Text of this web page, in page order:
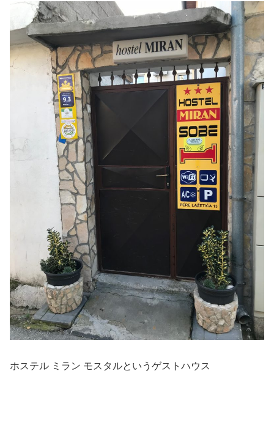
ホステル ミラン モスタルというゲストハウス